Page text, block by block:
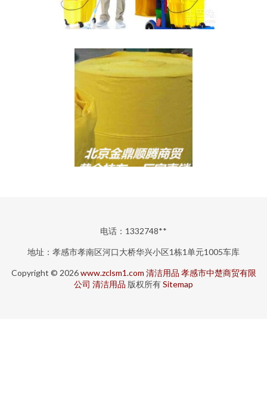
电话：1332748**
地址：孝感市孝南区河口大桥华兴小区1栋1单元1005车库
Copyright © 2026www.zclsm1.com 清洁用品 孝感市中楚商贸有限
公司 清洁用品 版权所有Sitemap